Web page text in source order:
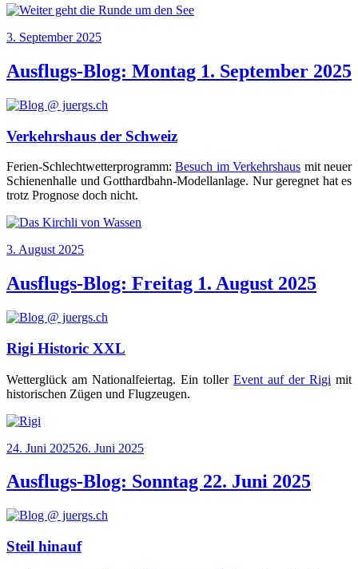
Veröffentlicht
3. September 2025
Ausflugs-Blog: Montag 1. September 2025
Verkehrshaus der Schweiz
Feri­en-Schlecht­wet­ter­pro­gramm:Besuch im Ver­kehrs­haus mit neu­er
Schie­nen­hal­le und Gott­hard­bahn-Modell­an­la­ge. Nur gereg­net hat es
trotz Pro­gno­se doch nicht.
Veröffentlicht
3. August 2025
Ausflugs-Blog: Freitag 1. August 2025
Rigi Historic XXL
Wet­ter­glück am Natio­nal­fei­er­tag. Ein tol­ler Event auf der Rigi mit
his­to­ri­schen Zügen und Flugzeugen.
Veröffentlicht
24. Juni 202526. Juni 2025
Ausflugs-Blog: Sonntag 22. Juni 2025
Steil hinauf